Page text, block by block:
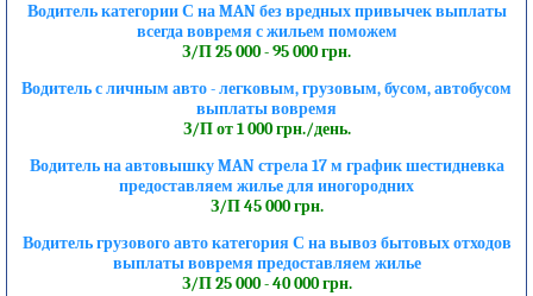
Водитель категории С на MAN без вредных привычек выплаты
всегда вовремя с жильем поможем
З/П 25 000 - 95 000 грн.
Водитель с личным авто - легковым, грузовым, бусом, автобусом
выплаты вовремя
З/П от 1 000 грн./день.
Водитель на автовышку MAN стрела 17 м график шестидневка
предоставляем жилье для иногородних
З/П 45 000 грн.
Водитель грузового авто категория С на вывоз бытовых отходов
выплаты вовремя предоставляем жилье
З/П 25 000 - 40 000 грн.